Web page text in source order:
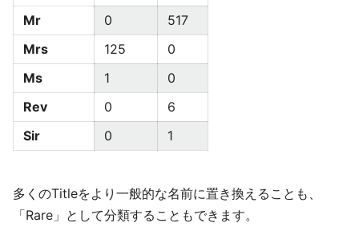
Mr
0
517
Mrs
125
0
Ms
1
0
Rev
0
6
Sir
0 1
多くのTitleをより一般的な名前に置き換えることも、
「Rare」として分類することもできます。